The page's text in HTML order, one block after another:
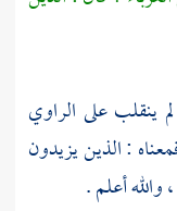
ينقلب على الراوي
: الذين يزيدون
أعلم .